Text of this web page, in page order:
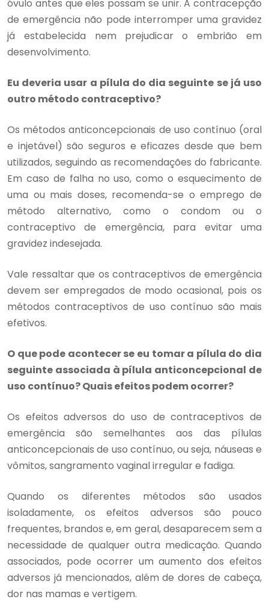
óvulo antes que eles possam se unir. A contracepção
de emergência não pode interromper uma gravidez
já estabelecida nem prejudicar o embrião em
desenvolvimento.
Eu deveria usar a pílula do dia seguinte se já uso
outro método contraceptivo?
Os métodos anticoncepcionais de uso contínuo (oral
e injetável) são seguros e eficazes desde que bem
utilizados, seguindo as recomendações do fabricante.
Em caso de falha no uso, como o esquecimento de
uma ou mais doses, recomenda-se o emprego de
método alternativo, como o condom ou o
contraceptivo de emergência, para evitar uma
gravidez indesejada.
Vale ressaltar que os contraceptivos de emergência
devem ser empregados de modo ocasional, pois os
métodos contraceptivos de uso contínuo são mais
efetivos.
O que pode acontecer se eu tomar a pílula do dia
seguinte associada à pílula anticoncepcional de
uso contínuo? Quais efeitos podem ocorrer?
Os efeitos adversos do uso de contraceptivos de
emergência são semelhantes aos das pílulas
anticoncepcionais de uso contínuo, ou seja, náuseas e
vômitos, sangramento vaginal irregular e fadiga.
Quando os diferentes métodos são usados
isoladamente, os efeitos adversos são pouco
frequentes, brandos e, em geral, desaparecem sem a
necessidade de qualquer outra medicação. Quando
associados, pode ocorrer um aumento dos efeitos
adversos já mencionados, além de dores de cabeça,
dor nas mamas e vertigem.